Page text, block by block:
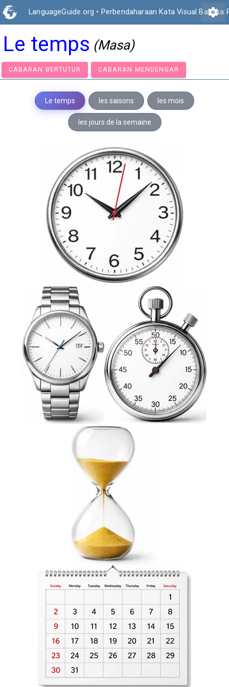
LanguageGuide.org • Perbendaharaan Kata Visual Bahasa
settings
Le temps (Masa)
CABARAN BERTUTUR CABARAN MENDENGAR
Le temps les saisons les mois
les jours de la semaine